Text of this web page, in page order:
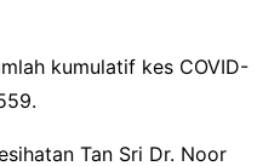
kumulatif kes COVID-
Tan Sri Dr. Noor